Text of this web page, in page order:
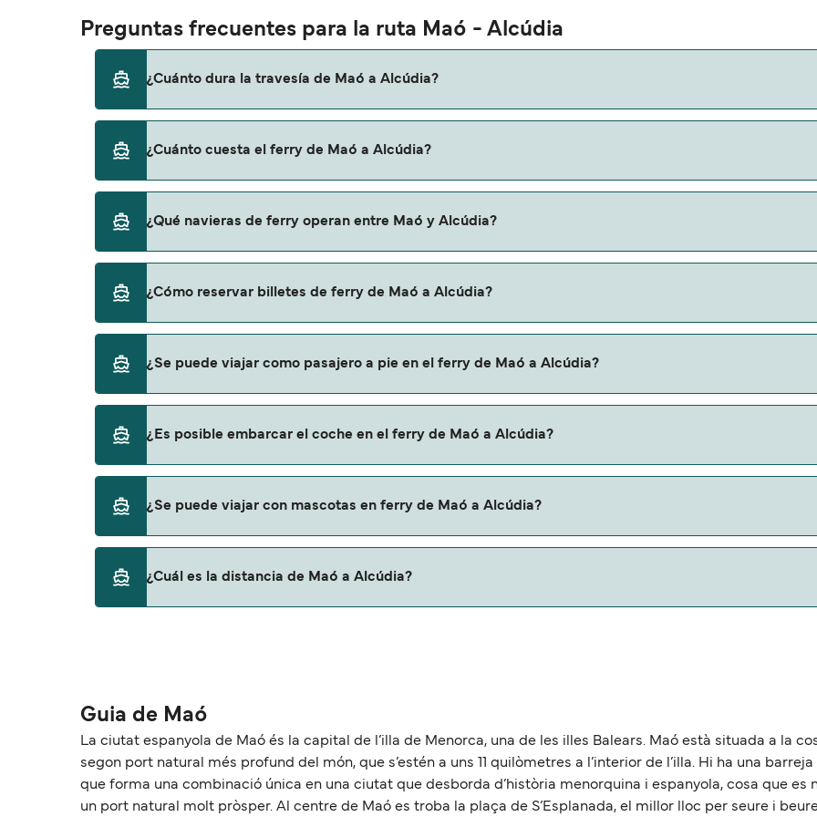
Preguntas frecuentes para la ruta Maó - Alcúdia
¿Cuánto dura la travesía de Maó a Alcúdia?
temporada a otra, por lo que te recomendamos que verifiques online la información más actualizada.
¿Cuánto cuesta el ferry de Maó a Alcúdia?
los gastos de reserva.
¿Qué navieras de ferry operan entre Maó y Alcúdia?
¿Cómo reservar billetes de ferry de Maó a Alcúdia?
para descrubrir las últimas promociones y descuentos de las compañías navieras.
¿Se puede viajar como pasajero a pie en el ferry de Maó a Alcúdia?
¿Es posible embarcar el coche en el ferry de Maó a Alcúdia?
¿Se puede viajar con mascotas en ferry de Maó a Alcúdia?
¿Cuál es la distancia de Maó a Alcúdia?
Guia de Maó
La ciutat espanyola de Maó és la capital de l’illa de Menorca, una de les illes Balears. Maó està situada a la
segon port natural més profund del món, que s’estén a uns 11 quilòmetres a l’interior de l’illa. Hi ha una
que forma una combinació única en una ciutat que desborda d’història menorquina i espanyola, cosa que es
un port natural molt pròsper. Al centre de Maó es troba la plaça de S’Esplanada, el millor lloc per seure i